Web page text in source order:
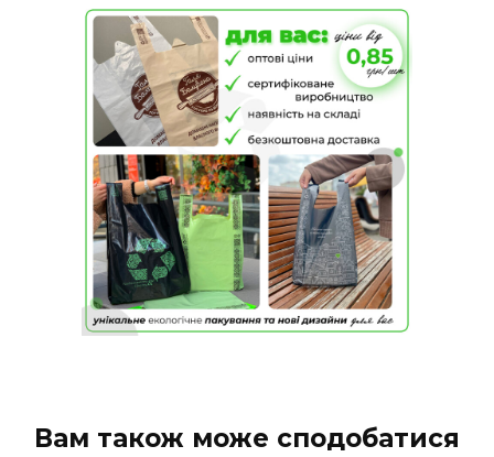
Вам також може сподобатися